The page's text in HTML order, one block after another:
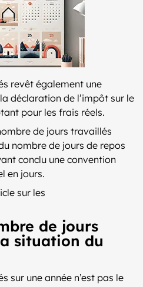
revêt également une
déclaration de l’impôt sur le
pour les frais réels.
de jours travaillés
nombre de jours de repos
conclu une convention
en jours.
sur les
de jours
situation du
sur une année n’est pas le